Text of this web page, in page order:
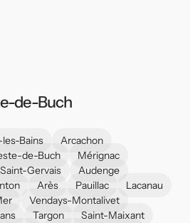
de-Buch
Bains
Arcachon
de-Buch
Mérignac
Saint-Gervais
Audenge
Arès Pauillac
Lacanau
Vendays-Montalivet
Targon
Saint-Maixant